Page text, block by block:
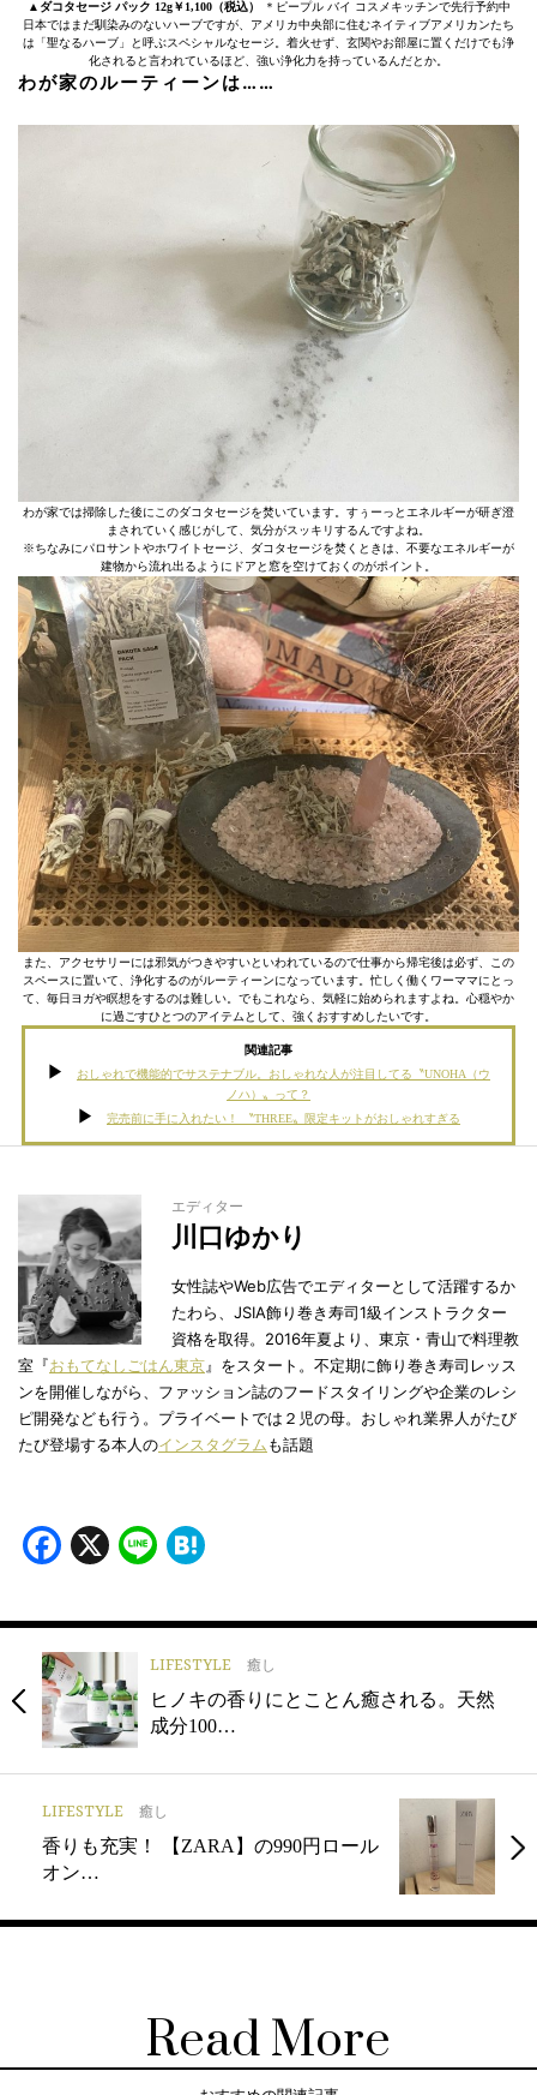
▲ダコタセージ パック 12g￥1,100（税込）
＊ピープル バイ コスメキッチンで先行予約中
日本ではまだ馴染みのないハーブですが、アメリカ中央部に住むネイティブアメリカンたち
は「聖なるハーブ」と呼ぶスペシャルなセージ。着火せず、玄関やお部屋に置くだけでも浄
化されると言われているほど、強い浄化力を持っているんだとか。
わが家のルーティーンは……
わが家では掃除した後にこのダコタセージを焚いています。すぅーっとエネルギーが研ぎ澄
まされていく感じがして、気分がスッキリするんですよね。
※ちなみにパロサントやホワイトセージ、ダコタセージを焚くときは、不要なエネルギーが
建物から流れ出るようにドアと窓を空けておくのがポイント。
また、アクセサリーには邪気がつきやすいといわれているので仕事から帰宅後は必ず、この
スペースに置いて、浄化するのがルーティーンになっています。忙しく働くワーママにとっ
て、毎日ヨガや瞑想をするのは難しい。でもこれなら、気軽に始められますよね。心穏やか
に過ごすひとつのアイテムとして、強くおすすめしたいです。
関連記事
おしゃれで機能的でサステナブル。おしゃれな人が注目してる〝UNOHA（ウ
ノハ）〟って？
完売前に手に入れたい！ 〝THREE〟限定キットがおしゃれすぎる
エディター
川口ゆかり
女性誌やWeb広告でエディターとして活躍するか
たわら、JSIA飾り巻き寿司1級インストラクター
資格を取得。2016年夏より、東京・青山で料理教
室『おもてなしごはん東京』をスタート。不定期に飾り巻き寿司レッス
ンを開催しながら、ファッション誌のフードスタイリングや企業のレシ
ピ開発なども行う。プライベートでは２児の母。おしゃれ業界人がたび
たび登場する本人のインスタグラムも話題
Facebook
X Line
LIFESTYLE 癒し
ヒノキの香りにとことん癒される。天然
成分100…
LIFESTYLE 癒し
香りも充実！ 【ZARA】の990円ロール
オン…
Read More